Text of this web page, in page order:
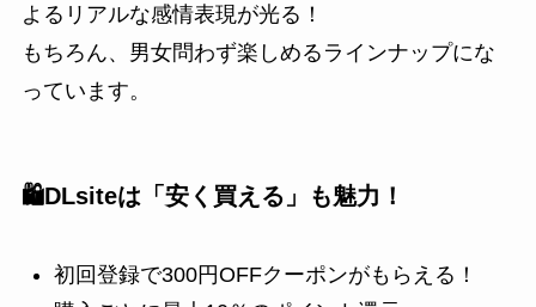
よるリアルな感情表現が光る！
もちろん、男女問わず楽しめるラインナップにな
っています。
🛍️DLsiteは「安く買える」も魅力！
初回登録で300円OFFクーポンがもらえる！